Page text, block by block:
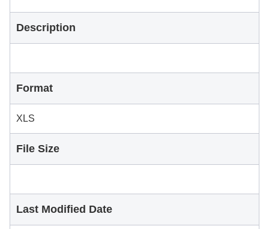
Description
Format
XLS
File Size
Last Modified Date